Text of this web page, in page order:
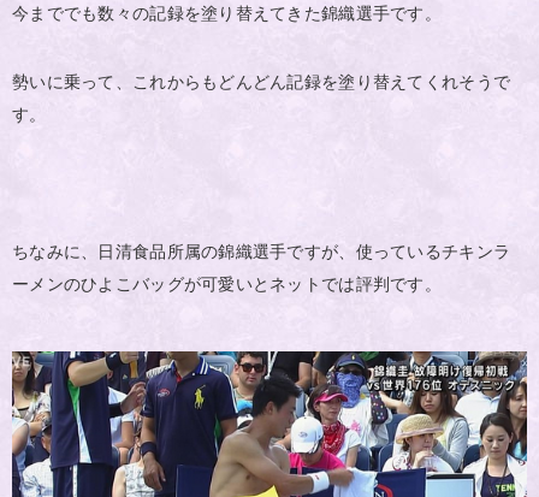
今まででも数々の記録を塗り替えてきた錦織選手です。
勢いに乗って、これからもどんどん記録を塗り替えてくれそうで
す。
ちなみに、日清食品所属の錦織選手ですが、使っているチキンラ
ーメンのひよこバッグが可愛いとネットでは評判です。